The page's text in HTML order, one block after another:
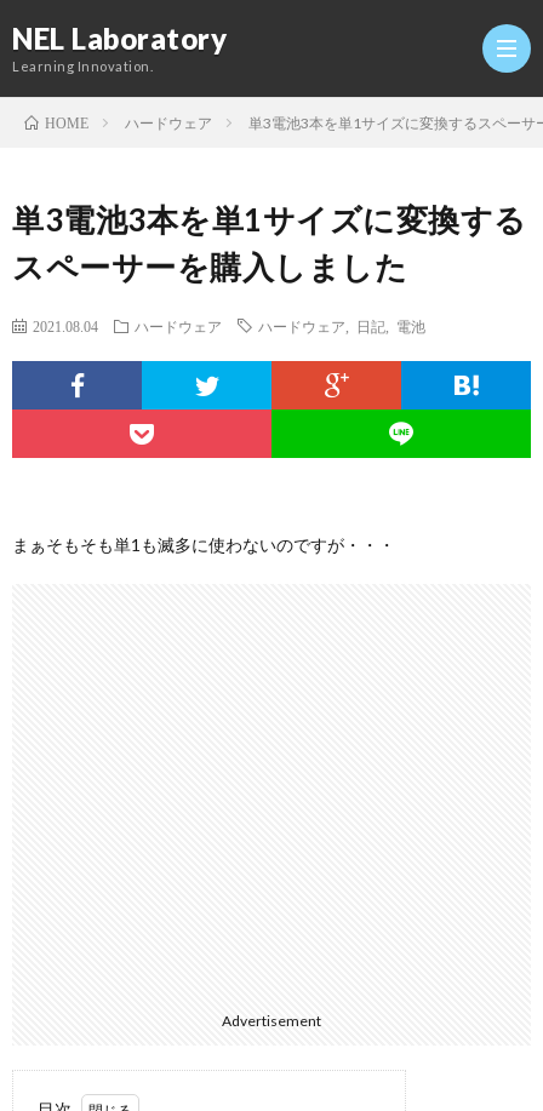
NEL Laboratory
Learning Innovation.
HOME ハードウェア 単3電池3本を単1サイズに変換するスペーサ
単3電池3本を単1サイズに変換する
スペーサーを購入しました
2021.08.04 ハードウェア ハードウェア 日記 電池
まぁそもそも単1も滅多に使わないのですが・・・
Advertisement